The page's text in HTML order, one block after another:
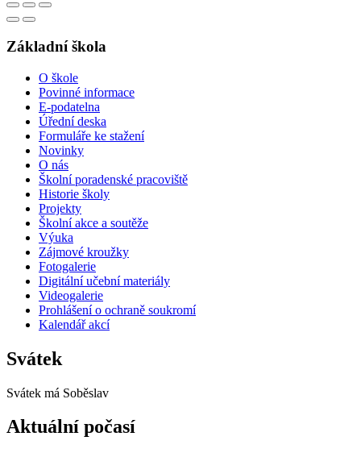
Základní škola
O škole
Povinné informace
E-podatelna
Úřední deska
Formuláře ke stažení
Novinky
O nás
Školní poradenské pracoviště
Historie školy
Projekty
Školní akce a soutěže
Výuka
Zájmové kroužky
Fotogalerie
Digitální učební materiály
Videogalerie
Prohlášení o ochraně soukromí
Kalendář akcí
Svátek
Svátek má Soběslav
Aktuální počasí